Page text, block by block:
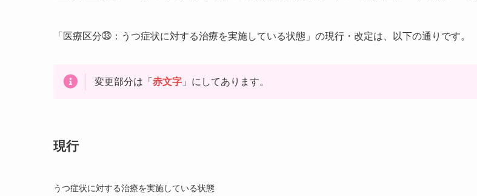
「医療区分㉝：うつ症状に対する治療を実施している状態」の現行・改定は、以下の通りです。
変更部分は「 赤文字 」にしてあります。
現行
うつ症状に対する治療を実施している状態